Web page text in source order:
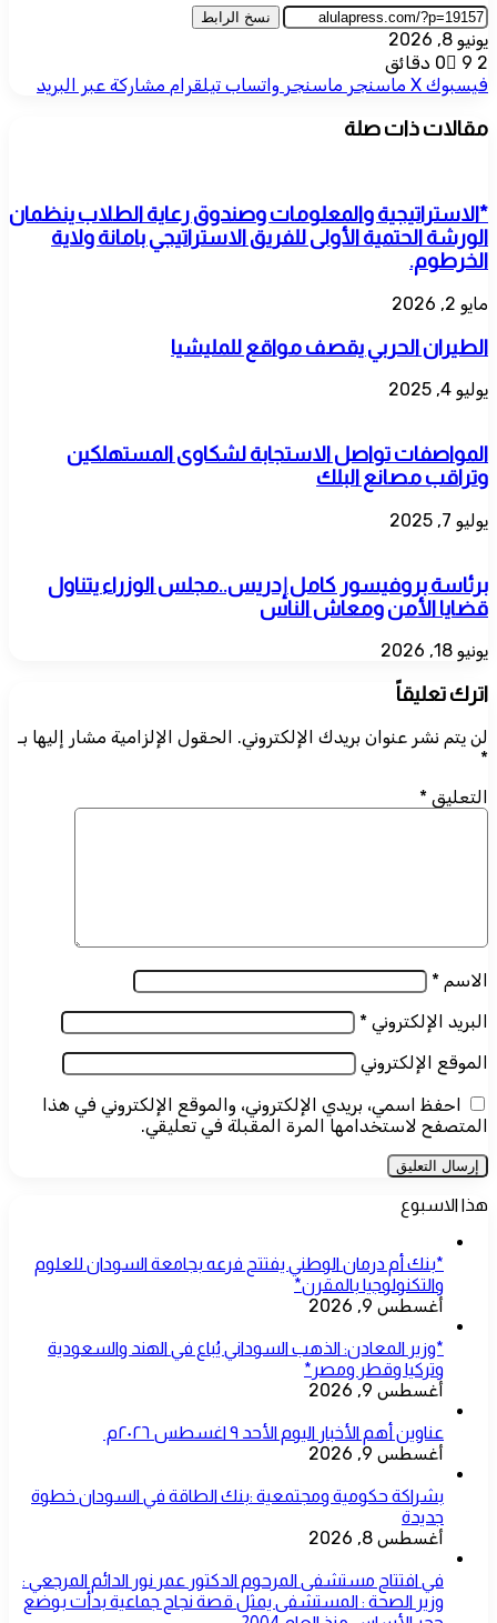
نسخ الرابط
يونيو 8, 2026
0
9 2 دقائق
فيسبوك ‫X ماسنجر ماسنجر واتساب تيلقرام مشاركة عبر البريد
مقالات ذات صلة
*الاستراتيجية والمعلومات وصندوق رعاية الطلاب ينظمان
الورشة الحتمية الأولى للفريق الاستراتيجي بامانة ولاية
الخرطوم.
مايو 2, 2026
الطيران الحربي يقصف مواقع للمليشيا
يوليو 4, 2025
المواصفات تواصل الاستجابة لشكاوى المستهلكين
وتراقب مصانع البلك
يوليو 7, 2025
برئاسة بروفيسور كامل إدريس..مجلس الوزراء يتناول
قضايا الأمن ومعاش الناس
يونيو 18, 2026
اترك تعليقاً
لن يتم نشر عنوان بريدك الإلكتروني. الحقول الإلزامية مشار إليها بـ
*
التعليق *
الاسم *
البريد الإلكتروني *
الموقع الإلكتروني
احفظ اسمي، بريدي الإلكتروني، والموقع الإلكتروني في هذا
المتصفح لاستخدامها المرة المقبلة في تعليقي.
هذا الاسبوع
*بنك أم درمان الوطني يفتتح فرعه بجامعة السودان للعلوم
والتكنولوجيا بالمقرن*
أغسطس 9, 2026
*وزير المعادن: الذهب السوداني يُباع في الهند والسعودية
وتركيا وقطر ومصر*
أغسطس 9, 2026
عناوين أهم الأخبار اليوم الأحد ٩ اغسطس ٢٠٢٦م ​
أغسطس 9, 2026
بشراكة حكومية ومجتمعية :بنك الطاقة في السودان خطوة
جديدة
أغسطس 8, 2026
في افتتاح مستشفى المرحوم الدكتور عمر نور الدائم المرجعي :
وزير الصحة : المستشفى يمثل قصة نجاح جماعية بدأت بوضع